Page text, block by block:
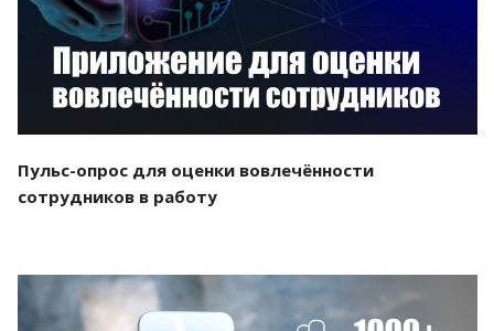
Пульс-опрос для оценки вовлечённости
сотрудников в работу